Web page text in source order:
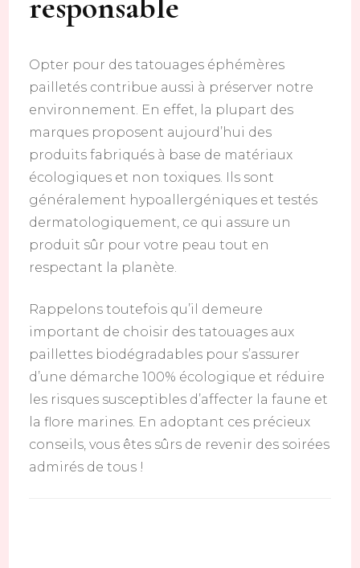
Opter pour des tatouages éphémères
pailletés contribue aussi à préserver notre
environnement. En effet, la plupart des
marques proposent aujourd’hui des
produits fabriqués à base de matériaux
écologiques et non toxiques. Ils sont
généralement hypoallergéniques et testés
dermatologiquement, ce qui assure un
produit sûr pour votre peau tout en
respectant la planète.
Rappelons toutefois qu’il demeure
important de choisir des tatouages aux
paillettes biodégradables pour s’assurer
d’une démarche 100% écologique et réduire
les risques susceptibles d’affecter la faune et
la flore marines. En adoptant ces précieux
conseils, vous êtes sûrs de revenir des soirées
admirés de tous !